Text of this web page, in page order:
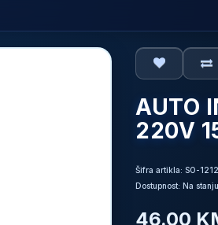
AUTO
220V
Šifra artikla: SO-1212
Dostupnost: Na stanju
46.00